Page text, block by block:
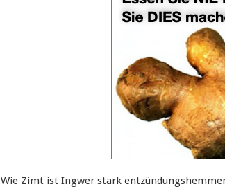
Wie Zimt ist Ingwer stark